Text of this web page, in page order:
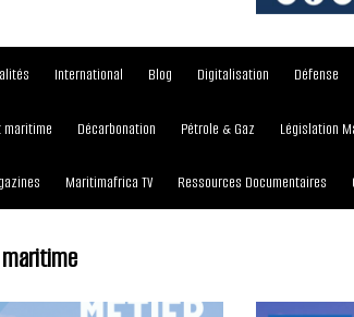
International Blog Digitalisation Défense
maritime Décarbonation Pétrole & Gaz Législation
Maritimafrica TV Ressources Documentaires